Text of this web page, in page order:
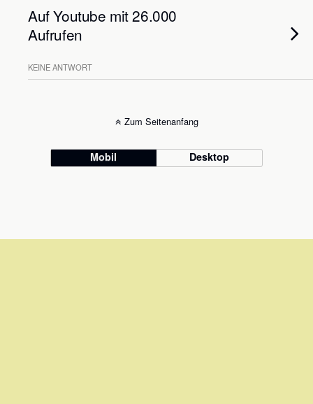
Auf Youtube mit 26.000
Aufrufen
KEINE ANTWORT
Zum Seitenanfang
Mobil Desktop